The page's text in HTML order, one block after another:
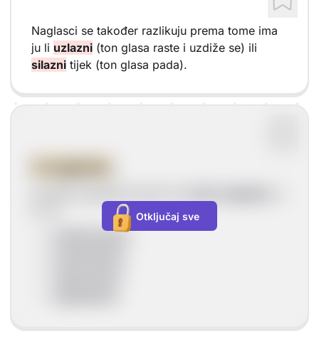
Naglasci se također razlikuju prema tome ima
ju li uzlazni (ton glasa raste i uzdiže se) ili
silazni tijek (ton glasa pada).
kratkouzlazni
Otključaj sve